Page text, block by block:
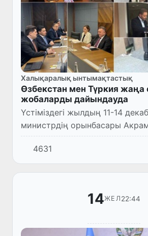
Халықаралық ынтымақтастық
Өзбекстан мен Түркия жаңа
жобаларды дайындауда
Үстіміздегі жылдың 11-14
министрдің орынбасары
басшылығында Өзбекстан
Инвестициялар, өнеркәсіп
министрлігінің
4631
14ЖЕЛ 22:44